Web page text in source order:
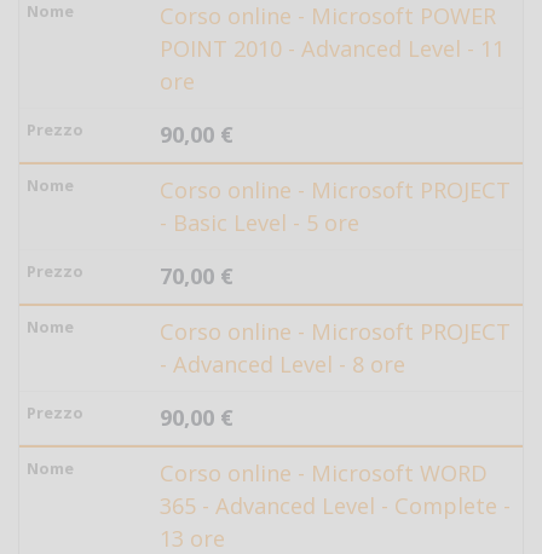
Corso online - Microsoft POWER
POINT 2010 - Advanced Level - 11
ore
90,00 €
Corso online - Microsoft PROJECT
- Basic Level - 5 ore
70,00 €
Corso online - Microsoft PROJECT
- Advanced Level - 8 ore
90,00 €
Corso online - Microsoft WORD
365 - Advanced Level - Complete -
13 ore